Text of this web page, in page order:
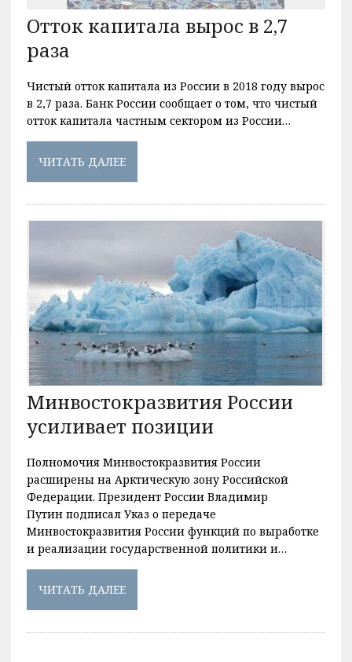
Отток капитала вырос в 2,7
раза
Чистый отток капитала из России в 2018 году вырос
в 2,7 раза. Банк России сообщает о том, что чистый
отток капитала частным сектором из России…
ЧИТАТЬ ДАЛЕЕ
Минвостокразвития России
усиливает позиции
Полномочия Минвостокразвития России
расширены на Арктическую зону Российской
Федерации. Президент России Владимир
Путин подписал Указ о передаче
Минвостокразвития России функций по выработке
и реализации государственной политики и…
ЧИТАТЬ ДАЛЕЕ